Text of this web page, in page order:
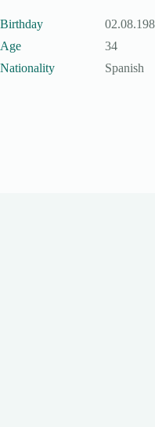
Birthday
Age
34
Nationality
Spanish